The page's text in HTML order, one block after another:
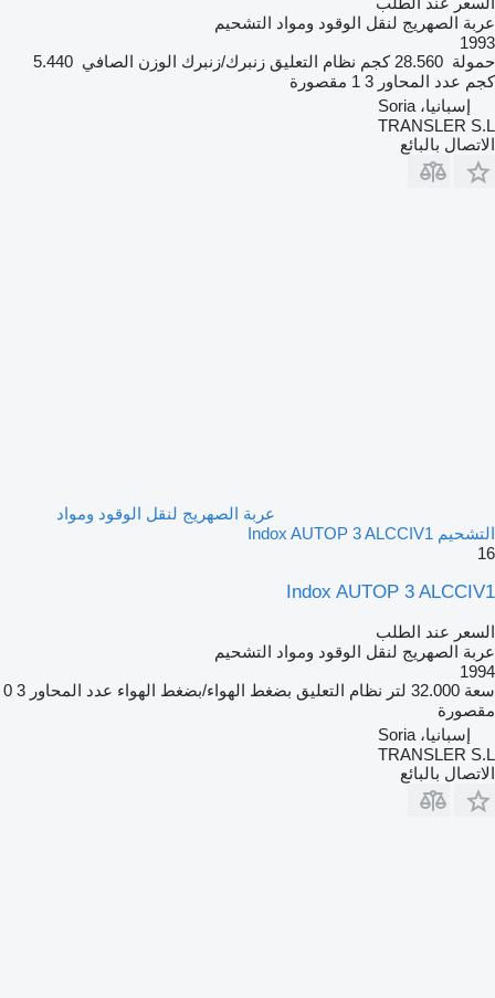
عربة الصهريج لنقل الوقود ومواد التشحيم
1993
حمولة 28.560 كجم نظام التعليق زنبرك/زنبرك الوزن الصافي 5.440
كجم عدد المحاور 3 1 مقصورة
إسبانيا، Soria
TRANSLER S.L
الاتصال بالبائع
عربة الصهريج لنقل الوقود ومواد
التشحيم Indox AUTOP 3 ALCCIV1
16
Indox AUTOP 3 ALCCIV1
السعر عند الطلب
عربة الصهريج لنقل الوقود ومواد التشحيم
1994
سعة 32.000 لتر نظام التعليق بضغط الهواء/بضغط الهواء عدد المحاور 3
0
مقصورة
إسبانيا، Soria
TRANSLER S.L
الاتصال بالبائع